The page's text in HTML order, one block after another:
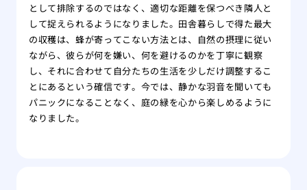
として排除するのではなく、適切な距離を保つべき隣人と
して捉えられるようになりました。田舎暮らしで得た最大
の収穫は、蜂が寄ってこない方法とは、自然の摂理に従い
ながら、彼らが何を嫌い、何を避けるのかを丁寧に観察
し、それに合わせて自分たちの生活を少しだけ調整するこ
とにあるという確信です。今では、静かな羽音を聞いても
パニックになることなく、庭の緑を心から楽しめるように
なりました。